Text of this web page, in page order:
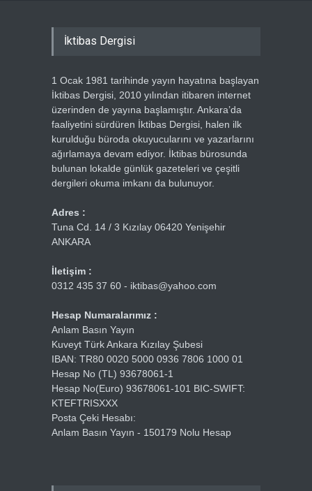
İktibas Dergisi
1 Ocak 1981 tarihinde yayın hayatına başlayan
İktibas Dergisi, 2010 yılından itibaren internet
üzerinden de yayına başlamıştır. Ankara’da
faaliyetini sürdüren İktibas Dergisi, halen ilk
kurulduğu büroda okuyucularını ve yazarlarını
ağırlamaya devam ediyor. İktibas bürosunda
bulunan lokalde günlük gazeteleri ve çeşitli
dergileri okuma imkanı da bulunuyor.
Adres :
Tuna Cd. 14 / 3 Kızılay 06420 Yenişehir
ANKARA
İletişim :
0312 435 37 60 - iktibas@yahoo.com
Hesap Numaralarımız :
Anlam Basın Yayın
Kuveyt Türk Ankara Kızılay Şubesi
IBAN: TR80 0020 5000 0936 7806 1000 01
Hesap No (TL) 93678061-1
Hesap No(Euro) 93678061-101 BIC-SWIFT:
KTEFTRISXXX
Posta Çeki Hesabı:
Anlam Basın Yayın - 150179 Nolu Hesap